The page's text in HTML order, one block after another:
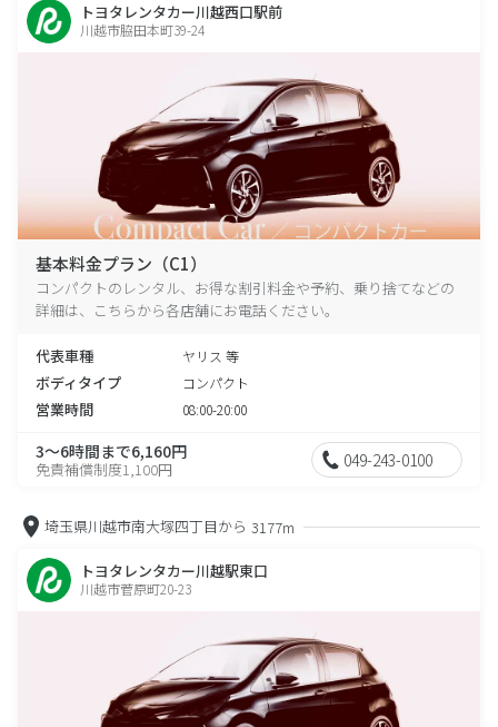
トヨタレンタカー川越西口駅前
川越市脇田本町39-24
基本料金プラン（C1）
コンパクトのレンタル、お得な割引料金や予約、乗り捨てなどの
詳細は、こちらから各店舗にお電話ください。
代表車種 ヤリス 等
ボディタイプ コンパクト
営業時間 08:00-20:00
3～6時間まで6,160円
免責補償制度1,100円 049-243-0100
埼玉県川越市南大塚四丁目から 3177m
トヨタレンタカー川越駅東口
川越市菅原町20-23